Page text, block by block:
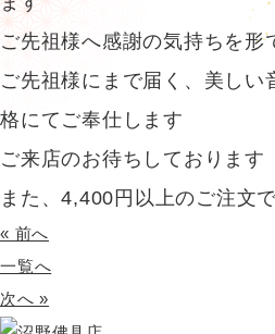
ご先祖様へ感謝の気持ちを形
ご先祖様にまで届く、美しい
格にてご奉仕します
ご来店のお待ちしております
また、4,400円以上のご注文
« 前へ
一覧へ
次へ »